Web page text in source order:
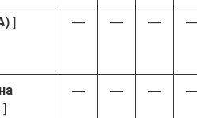
] — — —
]
— — —